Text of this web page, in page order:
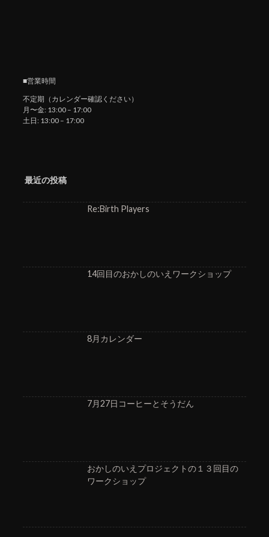
■営業時間
不定期（カレンダー確認ください）
月〜金: 13:00 – 17:00
土日: 13:00 – 17:00
最近の投稿
Re:Birth Players
14回目のおかしのいえワークショップ
8月カレンダー
7月27日コーヒーとそうだん
おかしのいえプロジェクトの１３回目の
ワークショップ